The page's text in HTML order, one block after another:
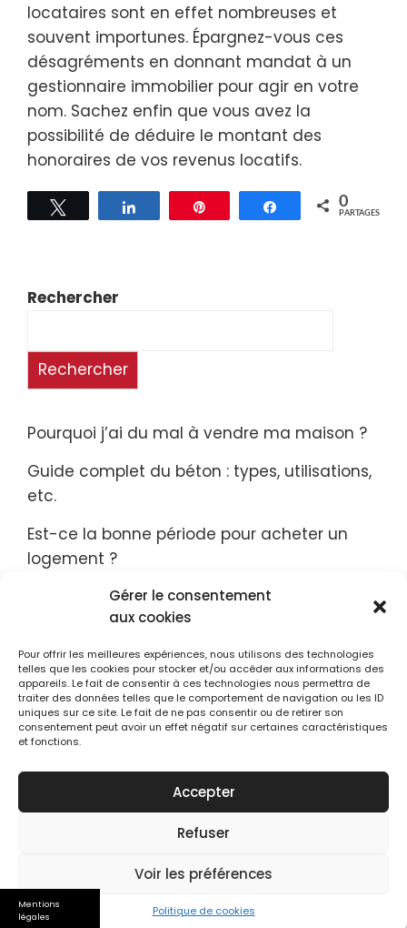
Gérer le consentement
aux cookies
Pour offrir les meilleures expériences, nous utilisons des technologies
telles que les cookies pour stocker et/ou accéder aux informations des
appareils. Le fait de consentir à ces technologies nous permettra de
traiter des données telles que le comportement de navigation ou les ID
uniques sur ce site. Le fait de ne pas consentir ou de retirer son
consentement peut avoir un effet négatif sur certaines caractéristiques
et fonctions.
Accepter
Refuser
Voir les préférences
Politique de cookies
Mentions
légales
locataires sont en effet nombreuses et
souvent importunes. Épargnez-vous ces
désagréments en donnant mandat à un
gestionnaire immobilier pour agir en votre
nom. Sachez enfin que vous avez la
possibilité de déduire le montant des
honoraires de vos revenus locatifs.
Partagez Partagez 0
PARTAGES
Rechercher
Rechercher
Pourquoi j’ai du mal à vendre ma maison ?
Guide complet du béton : types, utilisations,
etc.
Est-ce la bonne période pour acheter un
logement ?
Box de stockage : une solution économique
pour stocker ses meubles ?
Top 10 des résidences hôtelières
Retrouvez-nous sur Twitter
Suivre @Immobilierblog